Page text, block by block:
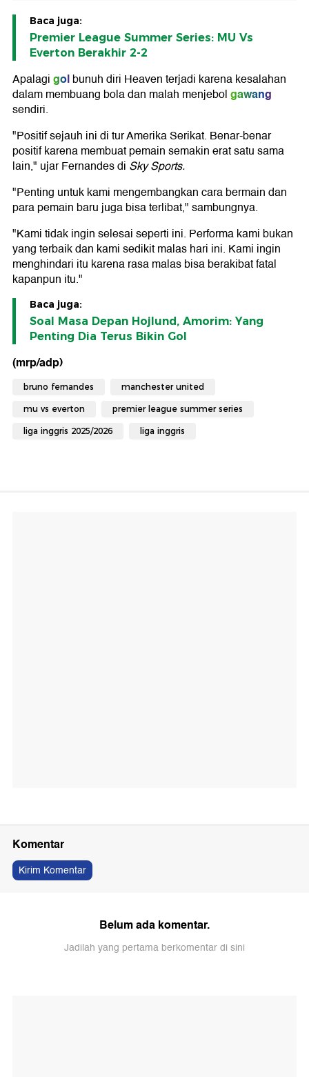
Baca juga:
Premier League Summer Series: MU Vs
Everton Berakhir 2-2
Apalagigolbunuh diri Heaven terjadi karena kesalahan
dalam membuang bola dan malah menjebolgawang
sendiri.
"Positif sejauh ini di tur Amerika Serikat. Benar-benar
positif karena membuat pemain semakin erat satu sama
lain," ujar Fernandes di Sky Sports.
"Penting untuk kami mengembangkan cara bermain dan
para pemain baru juga bisa terlibat," sambungnya.
"Kami tidak ingin selesai seperti ini. Performa kami bukan
yang terbaik dan kami sedikit malas hari ini. Kami ingin
menghindari itu karena rasa malas bisa berakibat fatal
kapanpun itu."
Baca juga:
Soal Masa Depan Hojlund, Amorim: Yang
Penting Dia Terus Bikin Gol
(mrp/adp)
bruno fernandes manchester united
mu vs everton premier league summer series
liga inggris 2025/2026 liga inggris
Komentar
Kirim Komentar
Belum ada komentar.
Jadilah yang pertama berkomentar di sini